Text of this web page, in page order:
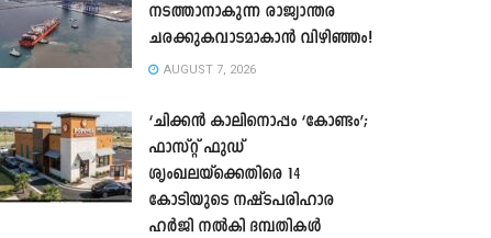
നടത്താനാകുന്ന രാജ്യാന്തര
ചരക്കുകവാടമാകാൻ വിഴിഞ്ഞം!
AUGUST 7, 2026
‘ചിക്കൻ കാലിനൊപ്പം ‘കോണ്ടം’;
ഫാസ്റ്റ് ഫുഡ്
ശൃംഖലയ്ക്കെതിരെ 14
കോടിയുടെ നഷ്ടപരിഹാര
ഹർജി നൽകി ദമ്പതികൾ